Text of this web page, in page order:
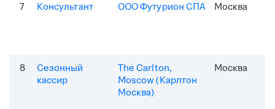
7 Консультант ООО Футурион СПА Москва
8
Сезонный
кассир
The Carlton,
Moscow (Карлтон
Москва)
Москва